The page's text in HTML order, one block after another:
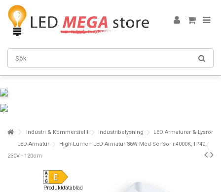
Industri & Kommersiellt Industribelysning
LED Armaturer & Lysrör
LED Armatur
High-Lumen LED Armatur 36W Med Sensor i 4000K, IP40,
230V - 120cm
Produktdatablad